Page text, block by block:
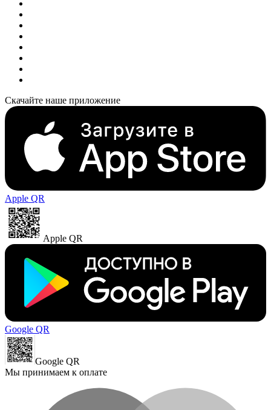
Скачайте наше приложение
Apple QR
Apple QR
Google QR
Google QR
Мы принимаем к оплате